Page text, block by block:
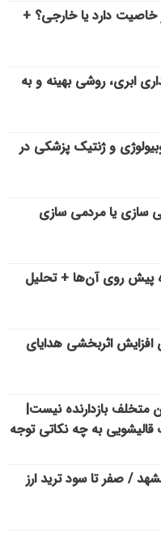
خاصیت دارد یا خارجی؟ +
ابری، روشی بهینه و به
و ژنتیک پزشکی در
یا مردمی سازی
پیش روی آن‌ها + تحلیل
افزایش اثربخشی هدایای
متخلف بازدارنده نیست|
قالیشویی به چه نکاتی توجه
/ صفر تا سود ترید ارز